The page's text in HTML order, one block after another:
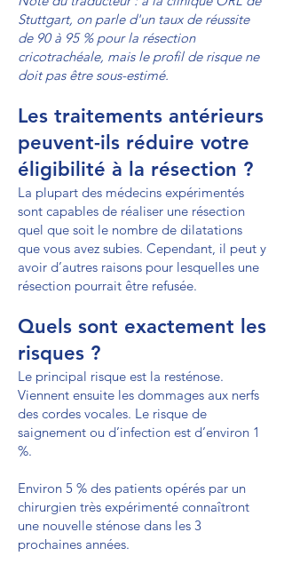
Stuttgart, on parle d'un taux de réussite
de 90 à 95 % pour la résection
cricotrachéale, mais le profil de risque ne
doit pas être sous-estimé.
Les traitements antérieurs
peuvent-ils réduire votre
éligibilité à la résection ?
La plupart des médecins expérimentés
sont capables de réaliser une résection
quel que soit le nombre de dilatations
que vous avez subies. Cependant, il peut y
avoir d’autres raisons pour lesquelles une
résection pourrait être refusée.
Quels sont exactement les
risques ?
Le principal risque est la resténose.
Viennent ensuite les dommages aux nerfs
des cordes vocales. Le risque de
saignement ou d’infection est d’environ 1
%.
Environ 5 % des patients opérés par un
chirurgien très expérimenté connaîtront
une nouvelle sténose dans les 3
prochaines années.